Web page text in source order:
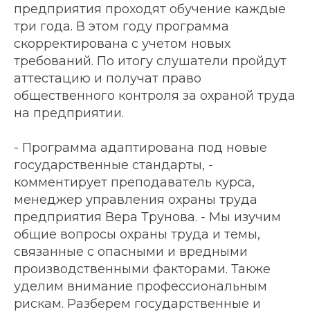
предприятия проходят обучение каждые
три года. В этом году программа
скорректирована с учетом новых
требований. По итогу слушатели пройдут
аттестацию и получат право
общественного контроля за охраной труда
на предприятии.
- Программа адаптирована под новые
государственные стандарты, -
комментирует преподаватель курса,
менеджер управления охраны труда
предприятия Вера Трунова. - Мы изучим
общие вопросы охраны труда и темы,
связанные с опасными и вредными
производственными факторами. Также
уделим внимание профессиональным
рискам. Разберем государственные и